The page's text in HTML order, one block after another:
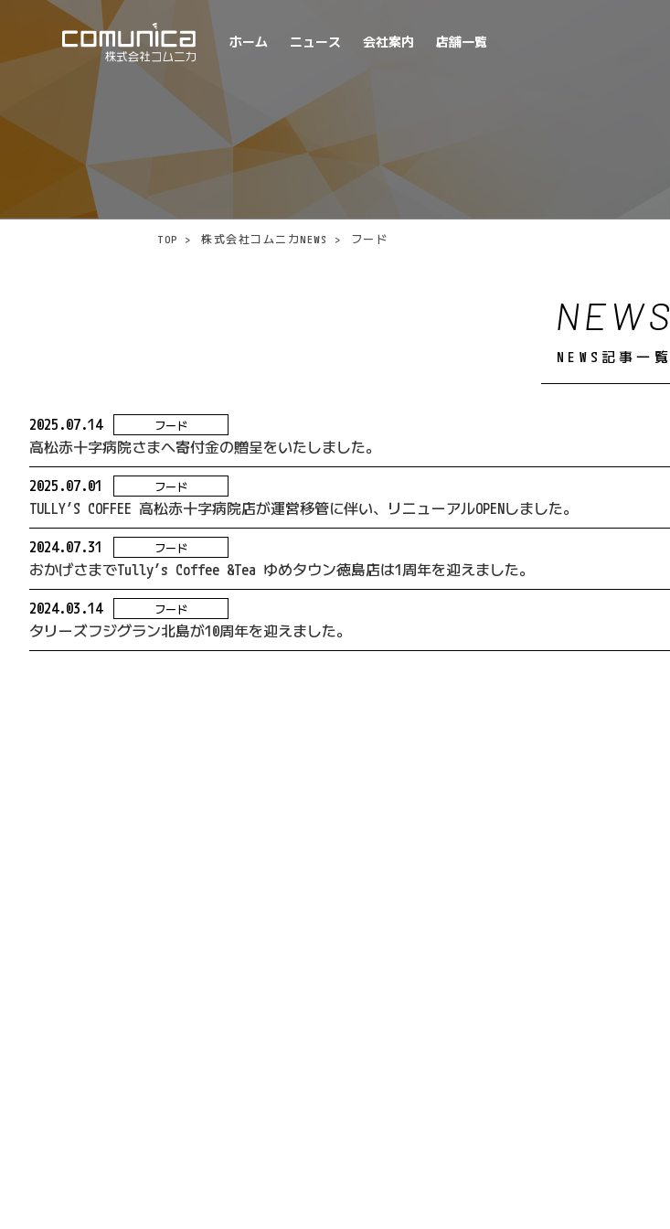
ホーム ニュース 会社案内 店舗一覧
TOP > 株式会社コムニカNEWS > フード
NEWS
NEWS記事一覧
2025.07.14 フード
高松赤十字病院さまへ寄付金の贈呈をいたしました。
2025.07.01 フード
TULLY’S COFFEE 高松赤十字病院店が運営移管に伴い、リニューアルOPENしました。
2024.07.31 フード
おかげさまでTully’s Coffee &Tea ゆめタウン徳島店は1周年を迎えました。
2024.03.14 フード
タリーズフジグラン北島が10周年を迎えました。